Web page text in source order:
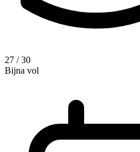
27 / 30
Bijna vol